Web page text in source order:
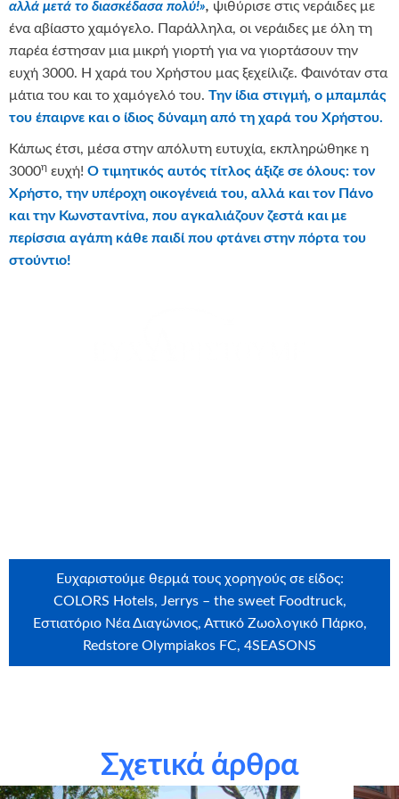
αλλά μετά το διασκέδασα πολύ!», ψιθύρισε στις νεράιδες με
ένα αβίαστο χαμόγελο. Παράλληλα, οι νεράιδες με όλη τη
παρέα έστησαν μια μικρή γιορτή για να γιορτάσουν την
ευχή 3000. Η χαρά του Χρήστου μας ξεχείλιζε. Φαινόταν στα
μάτια του και το χαμόγελό του. Την ίδια στιγμή, ο μπαμπάς
του έπαιρνε και ο ίδιος δύναμη από τη χαρά του Χρήστου.
Κάπως έτσι, μέσα στην απόλυτη ευτυχία, εκπληρώθηκε η
3000η ευχή! Ο τιμητικός αυτός τίτλος άξιζε σε όλους: τον
Χρήστο, την υπέροχη οικογένειά του, αλλά και τον Πάνο
και την Κωνσταντίνα, που αγκαλιάζουν ζεστά και με
περίσσια αγάπη κάθε παιδί που φτάνει στην πόρτα του
στούντιο!
Ευχαριστούμε θερμά τους χορηγούς σε είδος:
COLORS Hotels, Jerrys – the sweet Foodtruck,
Εστιατόριο Νέα Διαγώνιος, Αττικό Ζωολογικό Πάρκο,
Redstore Olympiakos FC, 4SEASONS
Ευχαριστούμε θερμά την εταιρείαCraftbox.gr
για την
Σχετικά άρθρα